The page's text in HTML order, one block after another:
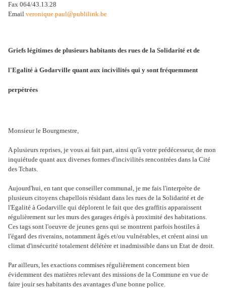
Fax 064/43.13.28
Email veronique.paul@publilink.be
Griefs légitimes de plusieurs habitants des rues de la Solidarité et de
l'Egalité à Godarville quant aux incivilités qui y sont fréquemment
perpétrées
Monsieur le Bourgmestre,
A plusieurs reprises, je vous ai fait part, ainsi qu'à votre prédécesseur, de mon
inquiétude quant aux diverses formes d'incivilités rencontrées dans la Cité
des Tchats.
Aujourd'hui, en tant que conseiller communal, je me fais l'interprète de
plusieurs citoyens chapellois résidant dans les rues de la Solidarité et de
l'Egalité à Godarville qui déplorent le fait que des graffitis apparaissent
régulièrement sur les murs des garages érigés à proximité des habitations.
Ces tags sont l'oeuvre de jeunes gens qui se montrent parfois hostiles à
l'égard des riverains, notamment âgés et/ou vulnérables, et créent ainsi un
climat d'insécurité totalement délétère et inadmissible dans un Etat de droit.
Par ailleurs, les exactions commises régulièrement concernent bien
évidemment des matières relevant des missions de la Commune en vue de
faire jouir ses habitants des avantages d'une bonne police.